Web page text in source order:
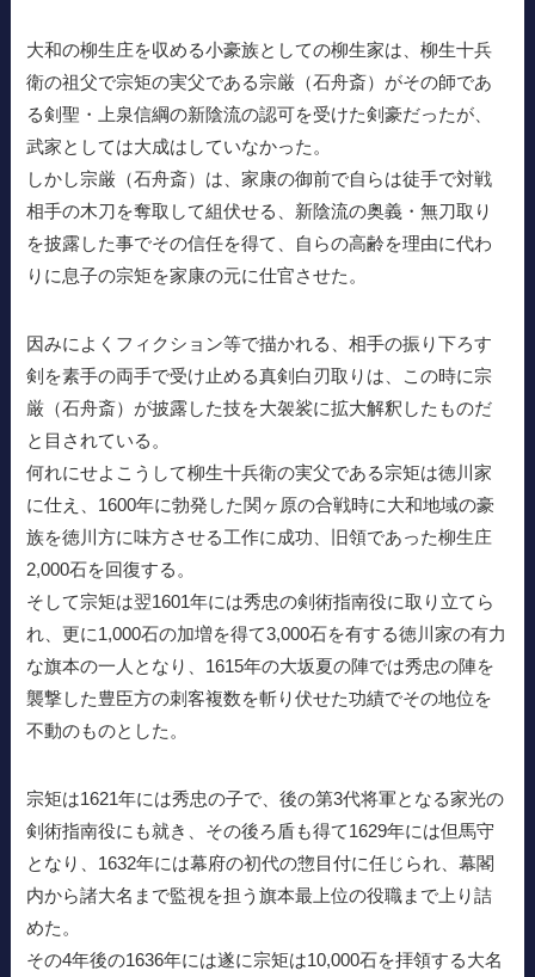
大和の柳生庄を収める小豪族としての柳生家は、柳生十兵
衛の祖父で宗矩の実父である宗厳（石舟斎）がその師であ
る剣聖・上泉信綱の新陰流の認可を受けた剣豪だったが、
武家としては大成はしていなかった。
しかし宗厳（石舟斎）は、家康の御前で自らは徒手で対戦
相手の木刀を奪取して組伏せる、新陰流の奥義・無刀取り
を披露した事でその信任を得て、自らの高齢を理由に代わ
りに息子の宗矩を家康の元に仕官させた。
因みによくフィクション等で描かれる、相手の振り下ろす
剣を素手の両手で受け止める真剣白刃取りは、この時に宗
厳（石舟斎）が披露した技を大袈裟に拡大解釈したものだ
と目されている。
何れにせよこうして柳生十兵衛の実父である宗矩は徳川家
に仕え、1600年に勃発した関ヶ原の合戦時に大和地域の豪
族を徳川方に味方させる工作に成功、旧領であった柳生庄
2,000石を回復する。
そして宗矩は翌1601年には秀忠の剣術指南役に取り立てら
れ、更に1,000石の加増を得て3,000石を有する徳川家の有力
な旗本の一人となり、1615年の大坂夏の陣では秀忠の陣を
襲撃した豊臣方の刺客複数を斬り伏せた功績でその地位を
不動のものとした。
宗矩は1621年には秀忠の子で、後の第3代将軍となる家光の
剣術指南役にも就き、その後ろ盾も得て1629年には但馬守
となり、1632年には幕府の初代の惣目付に任じられ、幕閣
内から諸大名まで監視を担う旗本最上位の役職まで上り詰
めた。
その4年後の1636年には遂に宗矩は10,000石を拝領する大名